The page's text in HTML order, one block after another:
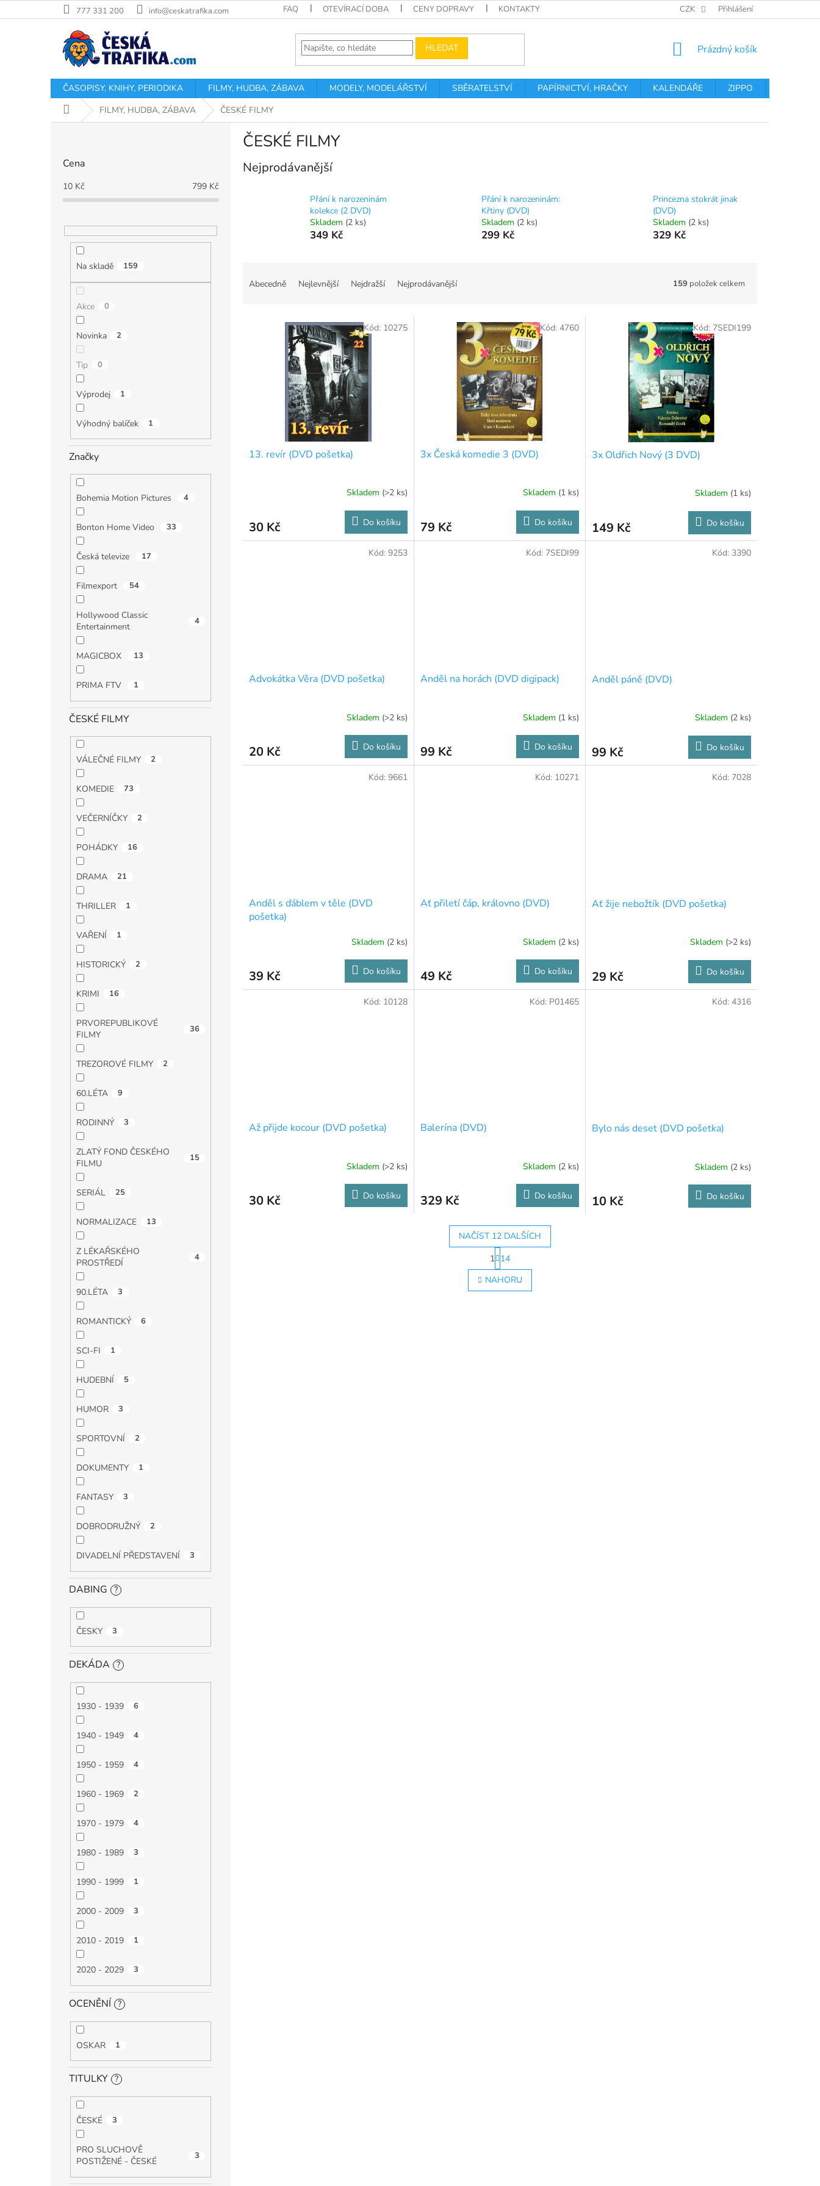
na
777 331 200 info@ceskatrafika.com FAQ OTEVÍRACÍ DOBA CENY DOPRAVY KONTAKTY PODMÍNKY OCHRANY OSOBNÍCH
CZK Přihlášení
HLEDAT
NÁKUPNÍ
Prázdný košík
ČASOPISY, KNIHY, PERIODIKA FILMY, HUDBA, ZÁBAVA MODELY, MODELÁŘSTVÍ SBĚRATELSTVÍ PAPÍRNICTVÍ, HRAČKY KALENDÁŘE ZIPPO
Domů FILMY, HUDBA, ZÁBAVA ČESKÉ FILMY
Cena
10 Kč 799 Kč
Na skladě 159
Akce 0
Novinka 2
Tip 0
Výprodej 1
Výhodný balíček 1
Značky
Bohemia Motion Pictures 4
Bonton Home Video 33
Česká televize 17
Filmexport 54
Hollywood Classic
Entertainment
4
MAGICBOX 13
PRIMA FTV 1
ČESKÉ FILMY
VÁLEČNÉ FILMY 2
KOMEDIE 73
VEČERNÍČKY 2
POHÁDKY 16
DRAMA 21
THRILLER 1
VAŘENÍ 1
HISTORICKÝ 2
KRIMI 16
PRVOREPUBLIKOVÉ
FILMY
36
TREZOROVÉ FILMY 2
60.LÉTA 9
RODINNÝ 3
ZLATÝ FOND ČESKÉHO
FILMU
15
SERIÁL 25
NORMALIZACE 13
Z LÉKAŘSKÉHO
PROSTŘEDÍ
4
90.LÉTA 3
ROMANTICKÝ 6
SCI-FI 1
HUDEBNÍ 5
HUMOR 3
SPORTOVNÍ 2
DOKUMENTY 1
FANTASY 3
DOBRODRUŽNÝ 2
DIVADELNÍ PŘEDSTAVENÍ 3
DABING ?
ČESKY 3
DEKÁDA ?
1930 - 1939 6
1940 - 1949 4
1950 - 1959 4
1960 - 1969 2
1970 - 1979 4
1980 - 1989 3
1990 - 1999 1
2000 - 2009 3
2010 - 2019 1
2020 - 2029 3
OCENĚNÍ ?
OSKAR 1
TITULKY ?
ČESKÉ 3
PRO SLUCHOVĚ
POSTIŽENÉ - ČESKÉ
3
ČESKÉ FILMY
Nejprodávanější
Přání k narozeninám
kolekce (2 DVD)
Skladem (2 ks)
349 Kč
Přání k narozeninám:
Křtiny (DVD)
Skladem (2 ks)
299 Kč
Princezna stokrát jinak
(DVD)
Skladem (2 ks)
329 Kč
Abecedně Nejlevnější Nejdražší Nejprodávanější 159 položek celkem
13. revír (DVD pošetka)
Skladem (>2 ks)
30 Kč Do košíku
Kód: 10275
3x Česká komedie 3 (DVD)
Skladem (1 ks)
79 Kč Do košíku
Kód: 4760
3x Oldřich Nový (3 DVD)
Skladem (1 ks)
149 Kč Do košíku
Kód: 7SEDI199
Advokátka Věra (DVD pošetka)
Skladem (>2 ks)
20 Kč Do košíku
Kód: 9253
Anděl na horách (DVD digipack)
Skladem (1 ks)
99 Kč Do košíku
Kód: 7SEDI99
Anděl páně (DVD)
Skladem (2 ks)
99 Kč Do košíku
Kód: 3390
Anděl s ďáblem v těle (DVD
pošetka)
Skladem (2 ks)
39 Kč Do košíku
Kód: 9661
Ať přiletí čáp, královno (DVD)
Skladem (2 ks)
49 Kč Do košíku
Kód: 10271
Ať žije nebožtík (DVD pošetka)
Skladem (>2 ks)
29 Kč Do košíku
Kód: 7028
Až přijde kocour (DVD pošetka)
Skladem (>2 ks)
30 Kč Do košíku
Kód: 10128
Balerína (DVD)
Skladem (2 ks)
329 Kč Do košíku
Kód: P01465
Bylo nás deset (DVD pošetka)
Skladem (2 ks)
10 Kč Do košíku
Kód: 4316
O
v
NAČÍST 12 DALŠÍCH
S
t
r
á
n
1 14
NAHORU